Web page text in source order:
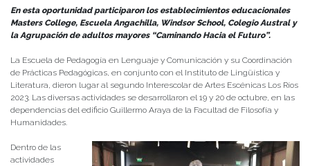
En esta oportunidad participaron los establecimientos educacionales
Masters College, Escuela Angachilla, Windsor School, Colegio Austral y
la Agrupación de adultos mayores “Caminando Hacia el Futuro”.
La Escuela de Pedagogía en Lenguaje y Comunicación y su Coordinación
de Prácticas Pedagógicas, en conjunto con el Instituto de Lingüística y
Literatura, dieron lugar al segundo Interescolar de Artes Escénicas Los Ríos
2023. Las diversas actividades se desarrollaron el 19 y 20 de octubre, en las
dependencias del edificio Guillermo Araya de la Facultad de Filosofía y
Humanidades.
Dentro de las
actividades